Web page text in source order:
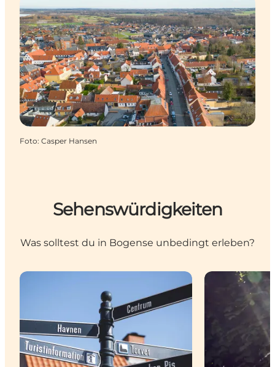
Foto: Casper Hansen
Sehenswürdigkeiten
Was solltest du in Bogense unbedingt erleben?
Sehenswürdigkeiten in Bogense Manneken